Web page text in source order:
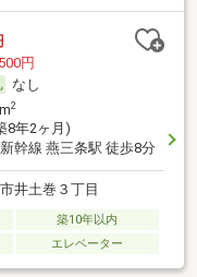
円
なし
2
8年2ヶ月)
幹線 燕三条駅 徒歩8分
井土巻３丁目
築10年以内
エレベーター